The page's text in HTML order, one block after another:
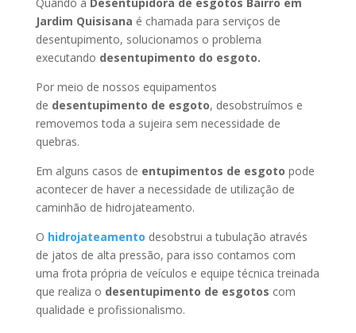
Jardim Quisisana é chamada para serviços de
desentupimento, solucionamos o problema
executando desentupimento do esgoto.
Por meio de nossos equipamentos
de desentupimento de esgoto, desobstruímos e
removemos toda a sujeira sem necessidade de
quebras.
Em alguns casos de entupimentos de esgoto pode
acontecer de haver a necessidade de utilização de
caminhão de hidrojateamento.
O hidrojateamento desobstrui a tubulação através
de jatos de alta pressão, para isso contamos com
uma frota própria de veículos e equipe técnica treinada
que realiza o desentupimento de esgotos com
qualidade e profissionalismo.